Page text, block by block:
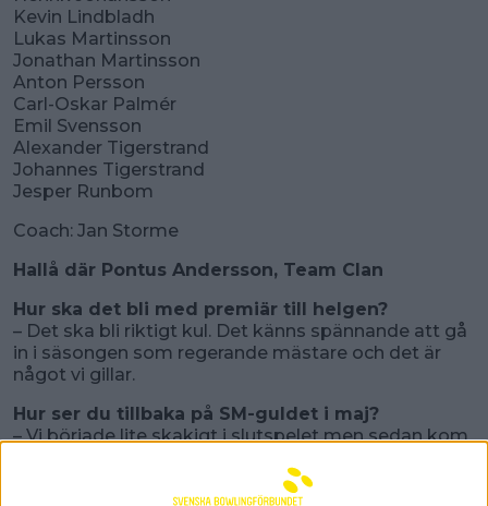
Kevin Lindbladh
Lukas Martinsson
Jonathan Martinsson
Anton Persson
Carl-Oskar Palmér
Emil Svensson
Alexander Tigerstrand
Johannes Tigerstrand
Jesper Runbom
Coach: Jan Storme
Hallå där Pontus Andersson, Team Clan
Hur ska det bli med premiär till helgen?
– Det ska bli riktigt kul. Det känns spännande att gå
in i säsongen som regerande mästare och det är
något vi gillar.
Hur ser du tillbaka på SM-guldet i maj?
– Vi började lite skakigt i slutspelet men sedan kom